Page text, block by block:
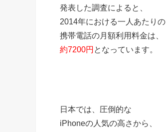
発表した調査によると、
2014年における一人あたりの
携帯電話の月額利用料金は、
約7200円 となっています。
日本では、圧倒的な
iPhoneの人気の高さから、